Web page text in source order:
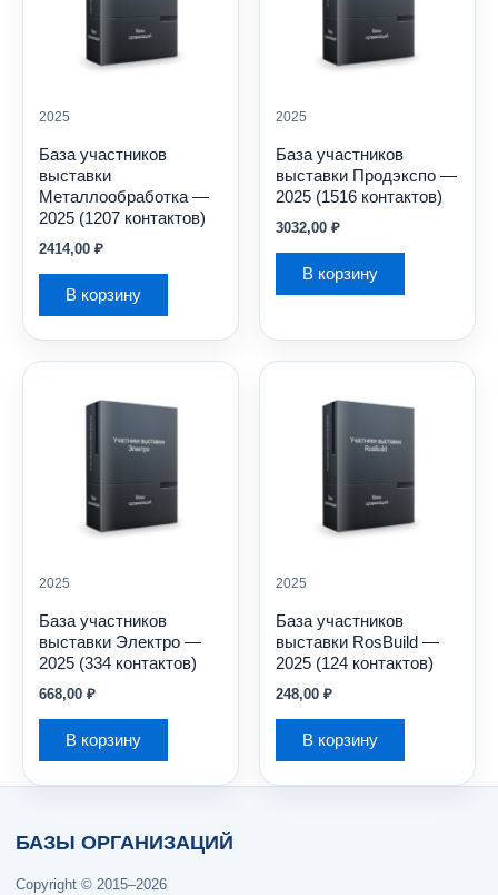
2025
База участников
выставки
Металлообработка —
2025 (1207 контактов)
2414,00 ₽
В корзину
2025
База участников
выставки Продэкспо —
2025 (1516 контактов)
3032,00 ₽
В корзину
2025
База участников
выставки Электро —
2025 (334 контактов)
668,00 ₽
В корзину
2025
База участников
выставки RosBuild —
2025 (124 контактов)
248,00 ₽
В корзину
БАЗЫ ОРГАНИЗАЦИЙ
Copyright © 2015–2026